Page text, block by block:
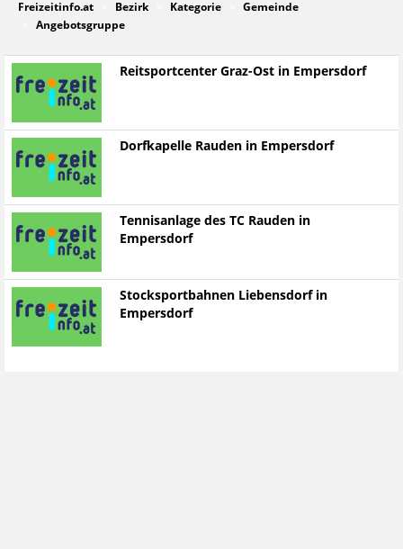
Freizeitinfo.at Bezirk Kategorie
Gemeinde
Angebotsgruppe
Reitsportcenter Graz-Ost in Empersdorf
Dorfkapelle Rauden in Empersdorf
Tennisanlage des TC Rauden in
Empersdorf
Stocksportbahnen Liebensdorf in
Empersdorf